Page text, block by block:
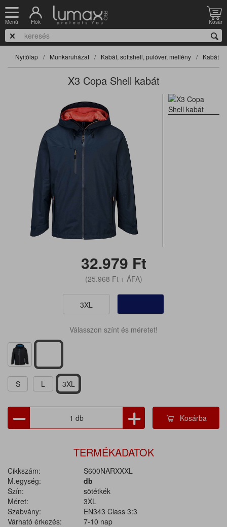
Menü Fiók Kosár
Nyitólap Munkaruházat Kabát, softshell, pulóver, mellény Kabát,
X3 Copa Shell kabát
32.979 Ft
(25.968 Ft+ ÁFA)
3XL
Válasszon színt és méretet!
S L 3XL
Kosárba
TERMÉKADATOK
Cikkszám:
S600NARXXXL
M.egység:
db
Szín:
sötétkék
Méret:
3XL
Szabvány:
EN343 Class 3:3
Várható érkezés:
7-10 nap